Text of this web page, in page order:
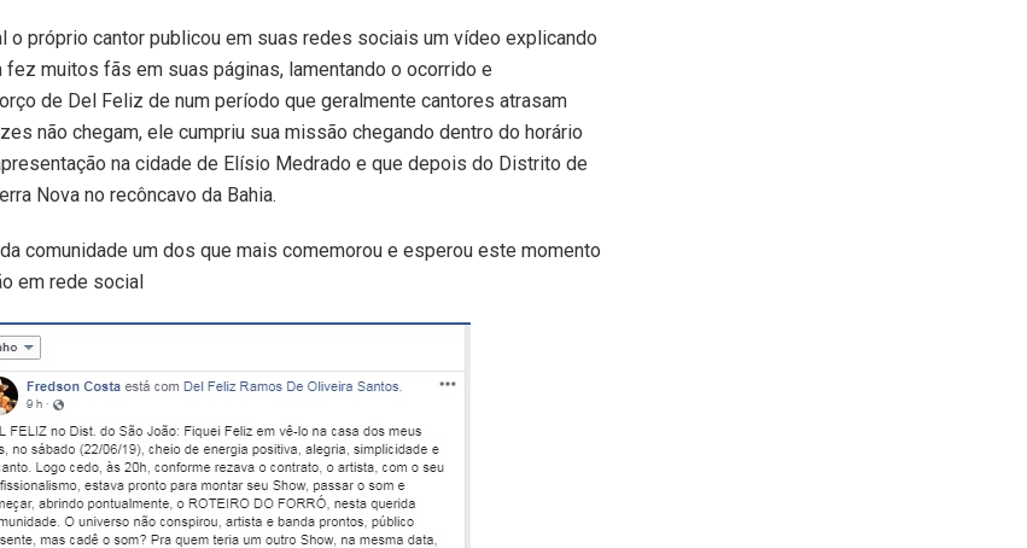
o próprio cantor publicou em suas redes sociais um vídeo explicando
fez muitos fãs em suas páginas, lamentando o ocorrido e
de Del Feliz de num período que geralmente cantores atrasam
não chegam, ele cumpriu sua missão chegando dentro do horário
na cidade de Elísio Medrado e que depois do Distrito de
Nova no recôncavo da Bahia.
comunidade um dos que mais comemorou e esperou este momento
em rede social